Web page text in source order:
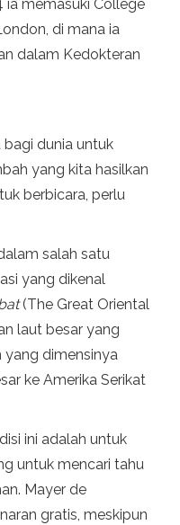
ia memasuki College
di mana ia
dalam Kedokteran
bagi dunia untuk
yang kita hasilkan
berbicara, perlu
salah satu
yang dikenal
(The Great Oriental
laut besar yang
dimensinya
ke Amerika Serikat
ini adalah untuk
untuk mencari tahu
Mayer de
gratis, meskipun